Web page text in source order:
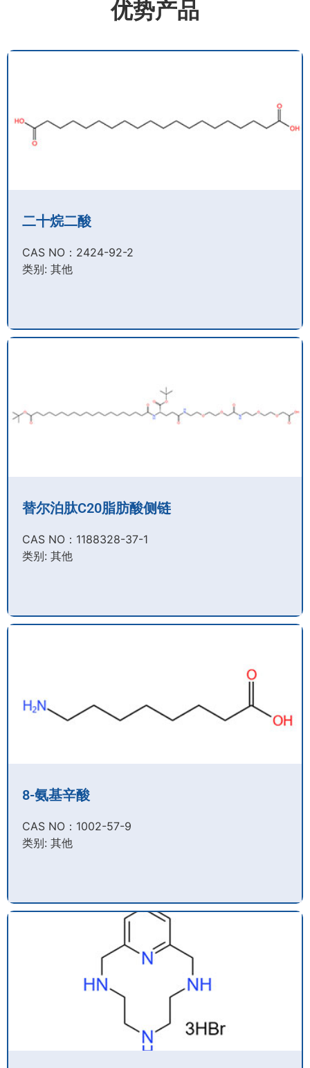
优势产品
二十烷二酸
CAS NO：2424-92-2​
类别: 其他
替尔泊肽C20脂肪酸侧链
CAS NO：1188328-37-1
类别: 其他
8-氨基辛酸
CAS NO：1002-57-9​
类别: 其他